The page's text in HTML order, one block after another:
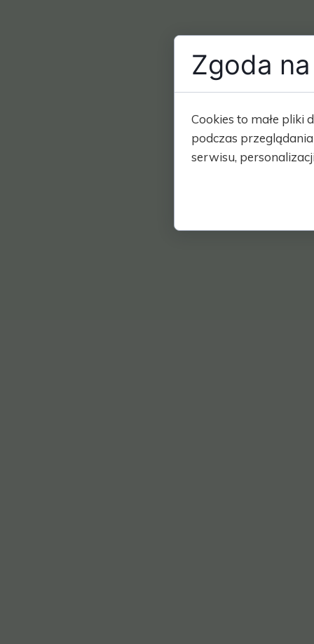
Zgoda
Cookies to małe pliki
podczas
serwisu,